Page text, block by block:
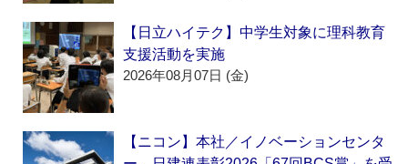
【日立ハイテク】中学生対象に理科教育
支援活動を実施
2026年08月07日 (金)
【ニコン】本社／イノベーションセンタ